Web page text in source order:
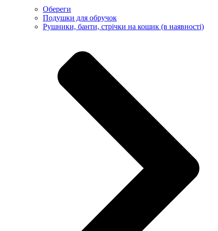
Обереги
Подушки для обручок
Рушники, банти, стрічки на кошик (в наявності)